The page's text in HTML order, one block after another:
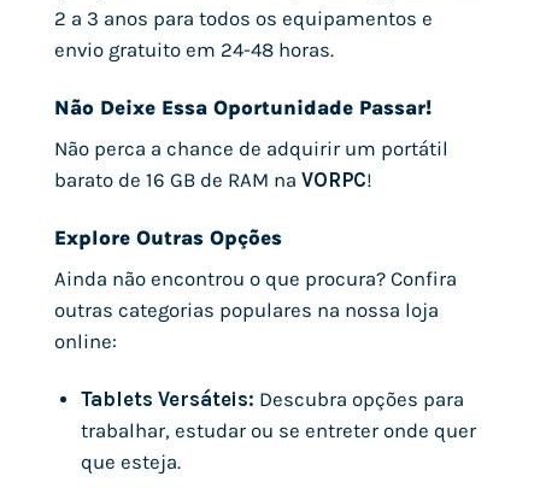
2 a 3 anos para todos os equipamentos e
envio gratuito em 24-48 horas.
Não Deixe Essa Oportunidade Passar!
Não perca a chance de adquirir um portátil
barato de 16 GB de RAM na VORPC!
Explore Outras Opções
Ainda não encontrou o que procura? Confira
outras categorias populares na nossa loja
online:
Tablets Versáteis: Descubra opções para
trabalhar, estudar ou se entreter onde quer
que esteja.